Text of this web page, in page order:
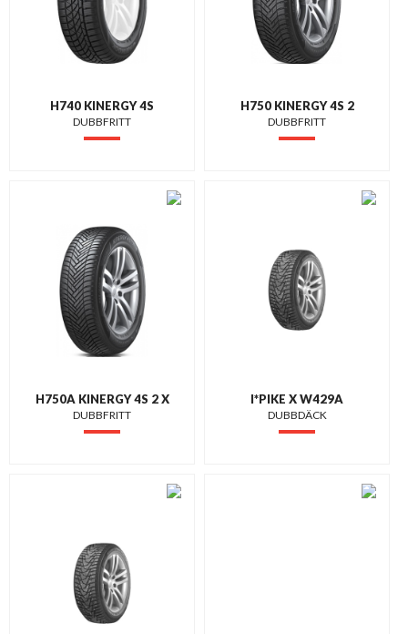
H740 KINERGY 4S
DUBBFRITT
H750 KINERGY 4S 2
DUBBFRITT
H750A KINERGY 4S 2 X
DUBBFRITT
I*PIKE X W429A
DUBBDÄCK